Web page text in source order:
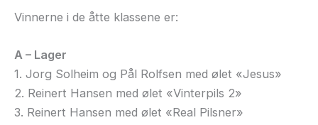
Vinnerne i de åtte klassene er:
A – Lager
1. Jorg Solheim og Pål Rolfsen med ølet «Jesus»
2. Reinert Hansen med ølet «Vinterpils 2»
3. Reinert Hansen med ølet «Real Pilsner»